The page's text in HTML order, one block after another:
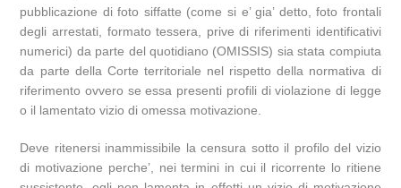
pubblicazione di foto siffatte (come si e’ gia’ detto, foto frontali
degli arrestati, formato tessera, prive di riferimenti identificativi
numerici) da parte del quotidiano (OMISSIS) sia stata compiuta
da parte della Corte territoriale nel rispetto della normativa di
riferimento ovvero se essa presenti profili di violazione di legge
o il lamentato vizio di omessa motivazione.
Deve ritenersi inammissibile la censura sotto il profilo del vizio
di motivazione perche’, nei termini in cui il ricorrente lo ritiene